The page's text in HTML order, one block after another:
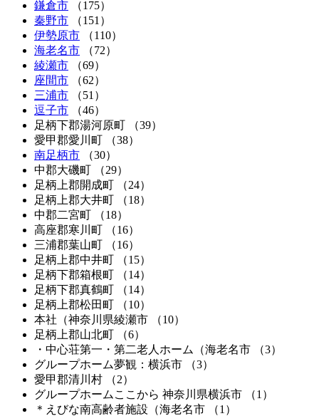
鎌倉市
（175）
秦野市
（151）
伊勢原市
（110）
海老名市
（72）
綾瀬市
（69）
座間市
（62）
三浦市
（51）
逗子市
（46）
足柄下郡湯河原町
（39）
愛甲郡愛川町
（38）
南足柄市
（30）
中郡大磯町
（29）
足柄上郡開成町
（24）
足柄上郡大井町
（18）
中郡二宮町
（18）
高座郡寒川町
（16）
三浦郡葉山町
（16）
足柄上郡中井町
（15）
足柄下郡箱根町
（14）
足柄下郡真鶴町
（14）
足柄上郡松田町
（10）
本社（神奈川県綾瀬市
（10）
足柄上郡山北町
（6）
・中心荘第一・第二老人ホーム（海老名市
（3）
グループホーム夢観：横浜市
（3）
愛甲郡清川村
（2）
グループホームここから 神奈川県横浜市
（1）
＊えびな南高齢者施設（海老名市
（1）